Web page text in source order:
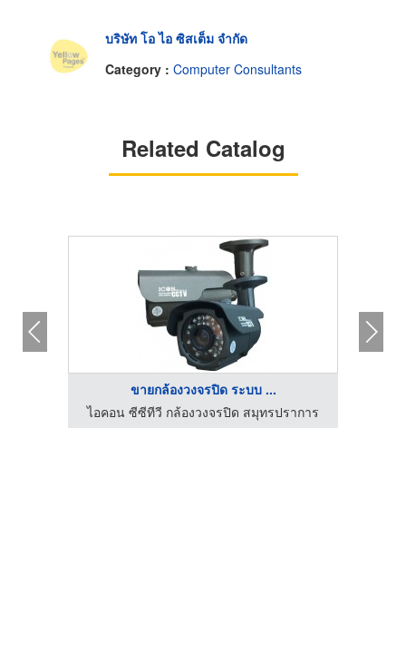
บริษัท โอ ไอ ซิสเต็ม จำกัด
Category : Computer Consultants
Related Catalog
ขายกล้องวงจรปิด ระบบ ...
ไอคอน ซีซีทีวี กล้องวงจรปิด สมุทรปราการ